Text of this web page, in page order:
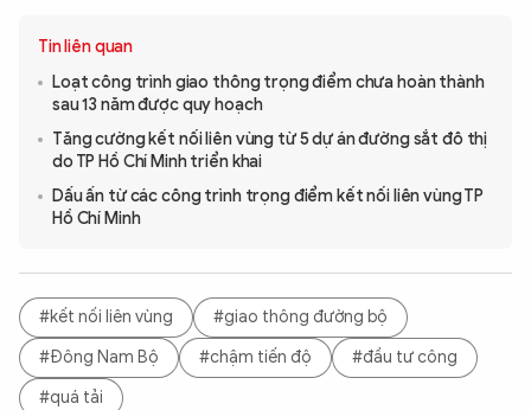
Tin liên quan
Loạt công trình giao thông trọng điểm chưa hoàn thành
sau 13 năm được quy hoạch
Tăng cường kết nối liên vùng từ 5 dự án đường sắt đô thị
do TP Hồ Chí Minh triển khai
Dấu ấn từ các công trình trọng điểm kết nối liên vùng TP
Hồ Chí Minh
#kết nối liên vùng
#giao thông đường bộ
#Đông Nam Bộ
#chậm tiến độ
#đầu tư công
#quá tải